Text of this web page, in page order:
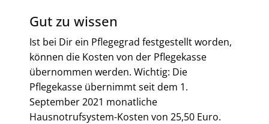
Gut zu wissen
Ist bei Dir ein Pflegegrad festgestellt worden,
können die Kosten von der Pflegekasse
übernommen werden. Wichtig: Die
Pflegekasse übernimmt seit dem 1.
September 2021 monatliche
Hausnotrufsystem-Kosten von 25,50 Euro.